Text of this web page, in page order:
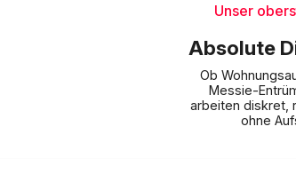
Unser
Absolute
Ob
Messie-
arbeiten diskret,
ohne